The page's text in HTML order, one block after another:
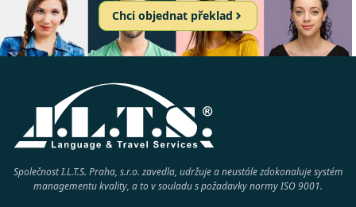
Chci objednat překlad
Společnost I.L.T.S. Praha, s.r.o. zavedla, udržuje a neustále zdokonaluje systém
managementu kvality, a to v souladu s požadavky normyISO 9001.